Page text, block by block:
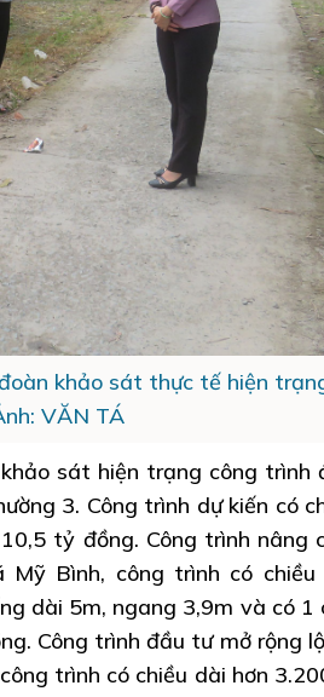
khảo sát thực tế hiện
VĂN TÁ
sát hiện trạng công trình
3. Công trình dự kiến có
tỷ đồng. Công trình nâng
Bình, công trình có chiều
dài 5m, ngang 3,9m và có 1
Công trình đầu tư mở rộng
trình có chiều dài hơn